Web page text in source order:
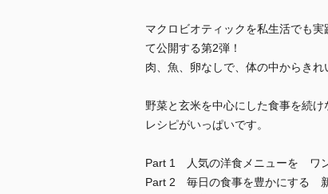
マクロビオティックを私生活でも
て公開する第2弾！
肉、魚、卵なしで、体の中からきれ
野菜と玄米を中心にした食事を続
レシピがいっぱいです。
Part 1 人気の洋食メニューを ワ
Part 2 毎日の食事を豊かにする